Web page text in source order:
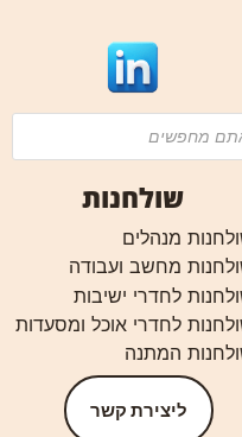
שולחנות
מנהלים
מחשב ועבודה
לחדרי ישיבות
לחדרי אוכל ומסעדות
המתנה
ליצירת קשר